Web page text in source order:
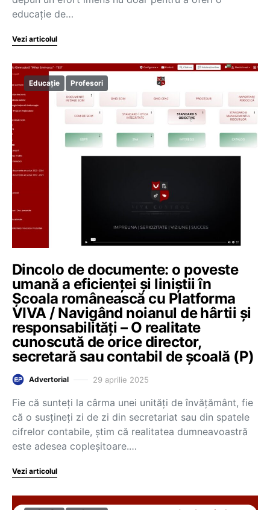
educație de…
Vezi articolul
Educație Profesori
Dincolo de documente: o poveste
umană a eficienței și liniștii în
Școala românească cu Platforma
VIVA / Navigând noianul de hârtii și
responsabilități – O realitate
cunoscută de orice director,
secretară sau contabil de școală (P)
Advertorial 29 aprilie 2025
Fie că sunteți la cârma unei unități de învățământ, fie
că o susțineți zi de zi din secretariat sau din spatele
cifrelor contabile, știm că realitatea dumneavoastră
este adesea copleșitoare.…
Vezi articolul